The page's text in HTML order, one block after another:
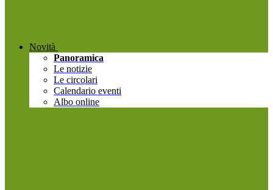
Novità
Panoramica
Le notizie
Le circolari
Calendario eventi
Albo online